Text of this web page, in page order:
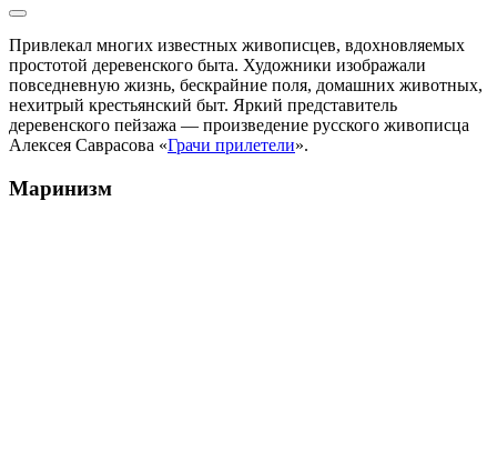
Привлекал многих известных живописцев, вдохновляемых
простотой деревенского быта. Художники изображали
повседневную жизнь, бескрайние поля, домашних животных,
нехитрый крестьянский быт. Яркий представитель
деревенского пейзажа — произведение русского живописца
Алексея Саврасова «Грачи прилетели».
Маринизм